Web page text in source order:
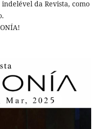
da Revista, como